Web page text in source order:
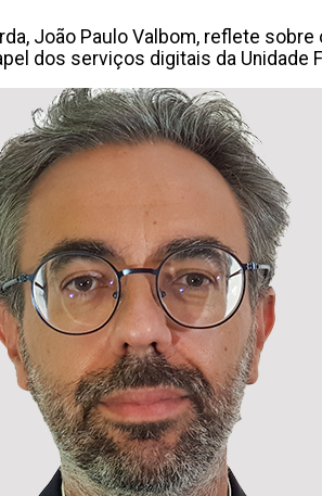
João Paulo Valbom, reflete
dos serviços digitais da Unidade